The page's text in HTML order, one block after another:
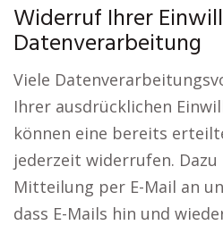
Widerruf Ihrer
Datenverarbeitung
Viele
Ihrer ausdrücklichen
können eine bereits
jederzeit widerrufen.
Mitteilung per E-Mail an
dass E-Mails hin und